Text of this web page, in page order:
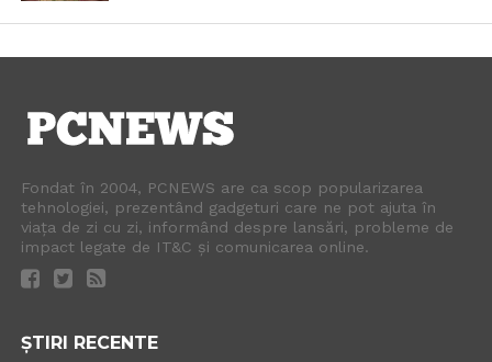
Fondat în 2004, PCNEWS are ca scop popularizarea
tehnologiei, prezentând gadgeturi care ne pot ajuta în
viața de zi cu zi, informând despre lansări, probleme de
impact legate de IT&C și comunicarea online.
ȘTIRI RECENTE